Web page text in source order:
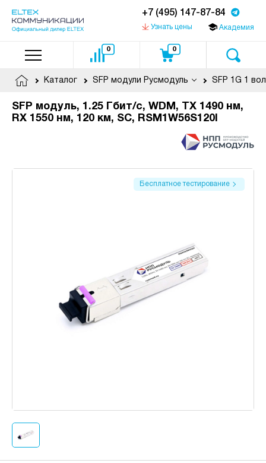
+7 (495) 147-87-84
Узнать цены Академия
0 0
Каталог SFP модули Русмодуль SFP 1G 1
SFP модуль, 1.25 Гбит/с, WDM, TX 1490 нм,
RX 1550 нм, 120 км, SC, RSM1W56S120I
Бесплатное тестирование